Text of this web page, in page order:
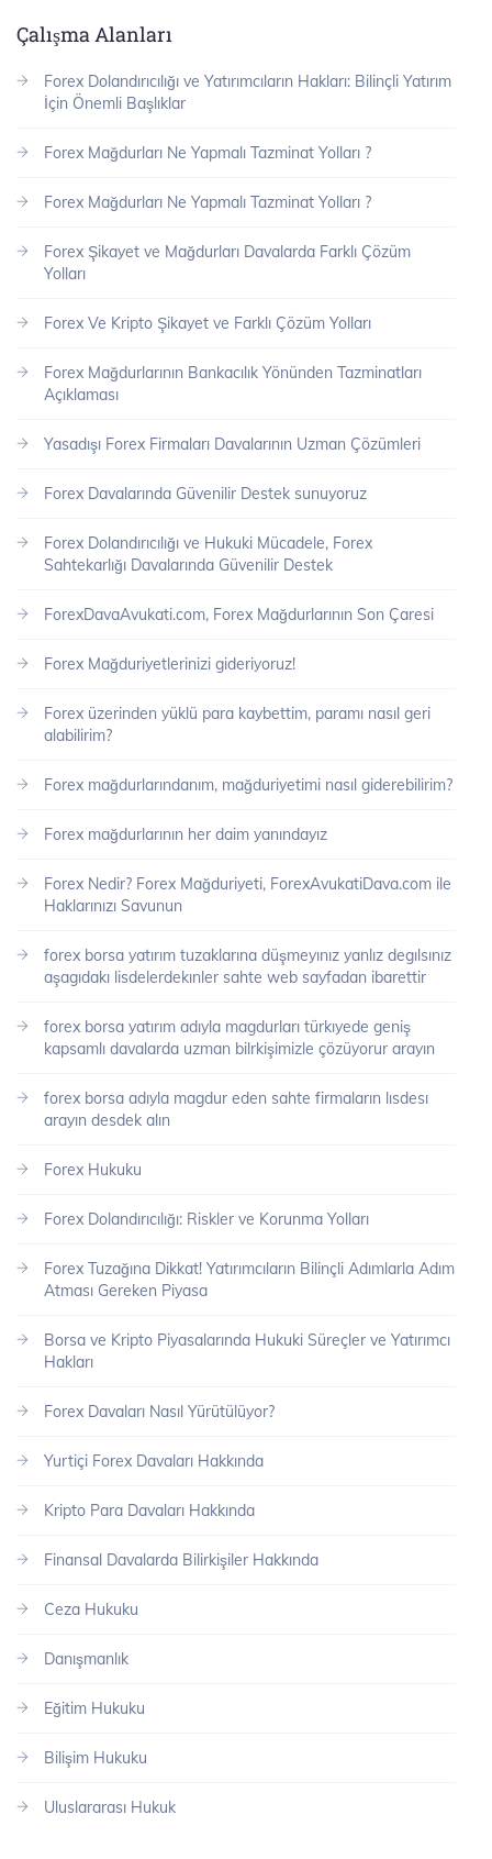
Çalışma Alanları
Forex Dolandırıcılığı ve Yatırımcıların Hakları: Bilinçli Yatırım
İçin Önemli Başlıklar
Forex Mağdurları Ne Yapmalı Tazminat Yolları ?
Forex Mağdurları Ne Yapmalı Tazminat Yolları ?
Forex Şikayet ve Mağdurları Davalarda Farklı Çözüm
Yolları
Forex Ve Kripto Şikayet ve Farklı Çözüm Yolları
Forex Mağdurlarının Bankacılık Yönünden Tazminatları
Açıklaması
Yasadışı Forex Firmaları Davalarının Uzman Çözümleri
Forex Davalarında Güvenilir Destek sunuyoruz
Forex Dolandırıcılığı ve Hukuki Mücadele, Forex
Sahtekarlığı Davalarında Güvenilir Destek
ForexDavaAvukati.com, Forex Mağdurlarının Son Çaresi
Forex Mağduriyetlerinizi gideriyoruz!
Forex üzerinden yüklü para kaybettim, paramı nasıl geri
alabilirim?
Forex mağdurlarındanım, mağduriyetimi nasıl giderebilirim?
Forex mağdurlarının her daim yanındayız
Forex Nedir? Forex Mağduriyeti, ForexAvukatiDava.com ile
Haklarınızı Savunun
forex borsa yatırım tuzaklarına düşmeyınız yanlız degılsınız
aşagıdakı lisdelerdekınler sahte web sayfadan ibarettir
forex borsa yatırım adıyla magdurları türkıyede geniş
kapsamlı davalarda uzman bilrkişimizle çözüyorur arayın
forex borsa adıyla magdur eden sahte firmaların lısdesı
arayın desdek alın
Forex Hukuku
Forex Dolandırıcılığı: Riskler ve Korunma Yolları
Forex Tuzağına Dikkat! Yatırımcıların Bilinçli Adımlarla Adım
Atması Gereken Piyasa
Borsa ve Kripto Piyasalarında Hukuki Süreçler ve Yatırımcı
Hakları
Forex Davaları Nasıl Yürütülüyor?
Yurtiçi Forex Davaları Hakkında
Kripto Para Davaları Hakkında
Finansal Davalarda Bilirkişiler Hakkında
Ceza Hukuku
Danışmanlık
Eğitim Hukuku
Bilişim Hukuku
Uluslararası Hukuk